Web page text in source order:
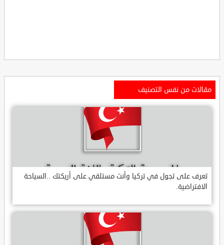
مقالات من نفس التصنيف
تعرف على تجول في تركيا وأنت مستلقي على أريكتك ..السياحة
الافتراضية.